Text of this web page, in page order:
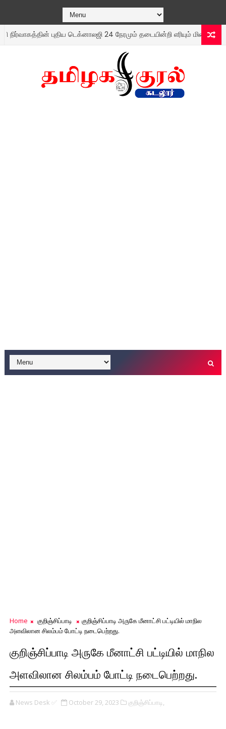
புதிய டெக்னாலஜி 24 நேரமும் தடையின்றி எரியும் மின் விளக்குகள்..!
Home குறிஞ்சிப்பாடி
குறிஞ்சிப்பாடி அருகே மீனாட்சி பட்டியில் மாநில
அளவிலான சிலம்பம் போட்டி நடைபெற்றது.
குறிஞ்சிப்பாடி அருகே மீனாட்சி பட்டியில் மாநில
அளவிலான சிலம்பம் போட்டி நடைபெற்றது.
News Desk ✅ October 29, 2023 குறிஞ்சிப்பாடி,